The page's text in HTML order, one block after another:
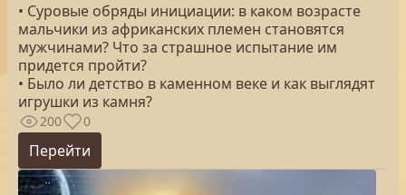
• Суровые обряды инициации: в каком возрасте
мальчики из африканских племен становятся
мужчинами? Что за страшное испытание им
придется пройти?
• Было ли детство в каменном веке и как выглядят
игрушки из камня?
200 0
Перейти